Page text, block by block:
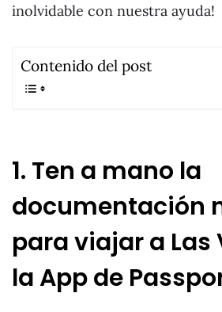
inolvidable con nuestra ayuda!
Contenido del post
1. Ten a mano la
documentación
para viajar a Las
la App de